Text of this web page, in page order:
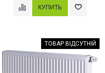
ТОВАР ВІДСУТНІЙ